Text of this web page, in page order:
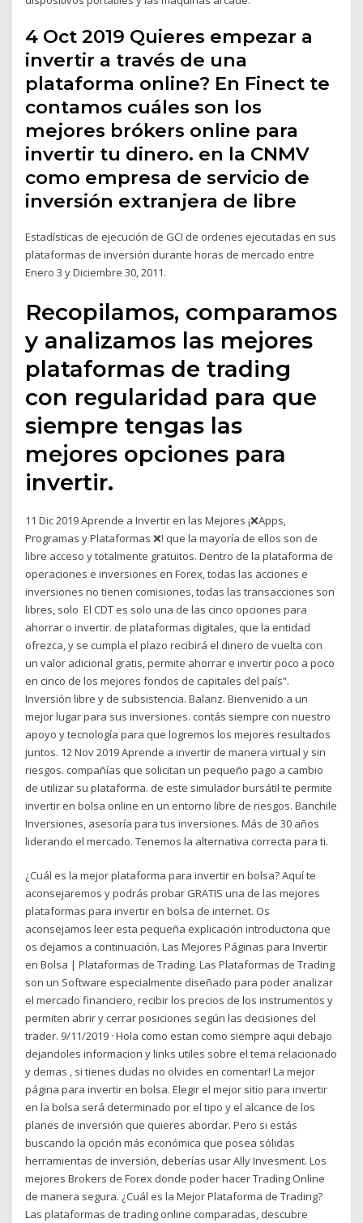
4 Oct 2019 Quieres empezar a
invertir a través de una
plataforma online? En Finect te
contamos cuáles son los
mejores brókers online para
invertir tu dinero. en la CNMV
como empresa de servicio de
inversión extranjera de libre
Estadísticas de ejecución de GCI de ordenes ejecutadas en sus
plataformas de inversión durante horas de mercado entre
Enero 3 y Diciembre 30, 2011.
Recopilamos, comparamos
y analizamos las mejores
plataformas de trading
con regularidad para que
siempre tengas las
mejores opciones para
invertir.
11 Dic 2019 Aprende a Invertir en las Mejores ¡❌Apps,
Programas y Plataformas ❌! que la mayoría de ellos son de
libre acceso y totalmente gratuitos. Dentro de la plataforma de
operaciones e inversiones en Forex, todas las acciones e
inversiones no tienen comisiones, todas las transacciones son
libres, solo El CDT es solo una de las cinco opciones para
ahorrar o invertir. de plataformas digitales, que la entidad
ofrezca, y se cumpla el plazo recibirá el dinero de vuelta con
un valor adicional gratis, permite ahorrar e invertir poco a poco
en cinco de los mejores fondos de capitales del país”.
Inversión libre y de subsistencia. Balanz. Bienvenido a un
mejor lugar para sus inversiones. contás siempre con nuestro
apoyo y tecnología para que logremos los mejores resultados
juntos. 12 Nov 2019 Aprende a invertir de manera virtual y sin
riesgos. compañías que solicitan un pequeño pago a cambio
de utilizar su plataforma. de este simulador bursátil te permite
invertir en bolsa online en un entorno libre de riesgos. Banchile
Inversiones, asesoría para tus inversiones. Más de 30 años
liderando el mercado. Tenemos la alternativa correcta para ti.
¿Cuál es la mejor plataforma para invertir en bolsa? Aquí te
aconsejaremos y podrás probar GRATIS una de las mejores
plataformas para invertir en bolsa de internet. Os
aconsejamos leer esta pequeña explicación introductoria que
os dejamos a continuación. Las Mejores Páginas para Invertir
en Bolsa | Plataformas de Trading. Las Plataformas de Trading
son un Software especialmente diseñado para poder analizar
el mercado financiero, recibir los precios de los instrumentos y
permiten abrir y cerrar posiciones según las decisiones del
trader. 9/11/2019 · Hola como estan como siempre aqui debajo
dejandoles informacion y links utiles sobre el tema relacionado
y demas , si tienes dudas no olvides en comentar! La mejor
página para invertir en bolsa. Elegir el mejor sitio para invertir
en la bolsa será determinado por el tipo y el alcance de los
planes de inversión que quieres abordar. Pero si estás
buscando la opción más económica que posea sólidas
herramientas de inversión, deberías usar Ally Invesment. Los
mejores Brokers de Forex donde poder hacer Trading Online
de manera segura. ¿Cuál es la Mejor Plataforma de Trading?
Las plataformas de trading online comparadas, descubre